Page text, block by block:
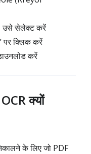
उसे सेलेक्ट करें
पर क्लिक करें
करें
क्यों
के लिए जो PDF